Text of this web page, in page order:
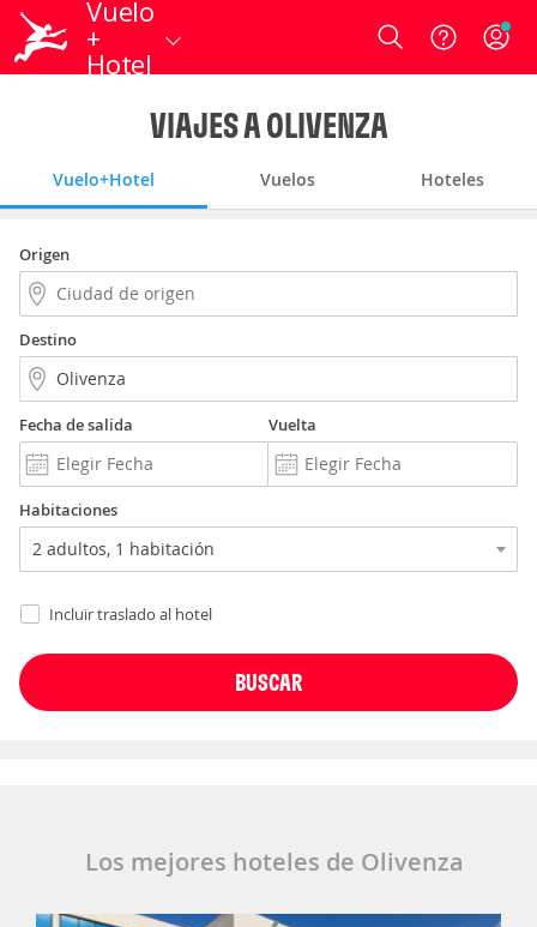
Vuelo
+
Hotel
Login
VIAJES A OLIVENZA
Vuelo+Hotel Vuelos Hoteles
Origen
Destino
Fecha de salida Vuelta
Habitaciones
Incluir traslado al hotel
Los mejores hoteles de Olivenza